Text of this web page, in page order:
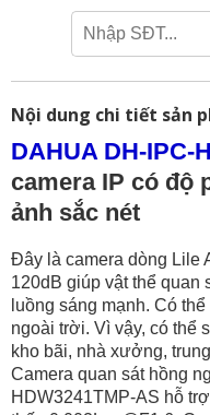
Nội dung chi tiết sản
DAHUA DH-IPC-
camera IP có độ
ảnh sắc nét
Đây là camera dòng Lile
120dB giúp vật thể quan
luồng sáng mạnh. Có
ngoài trời. Vì vậy, có thể
kho bãi, nhà xưởng,
Camera quan sát hồng
HDW3241TMP-AS hỗ